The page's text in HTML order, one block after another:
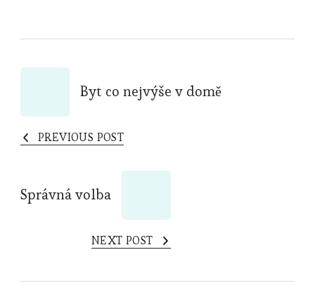
Navigation
Byt co nejvýše v domě
PREVIOUS POST
Správná volba
NEXT POST